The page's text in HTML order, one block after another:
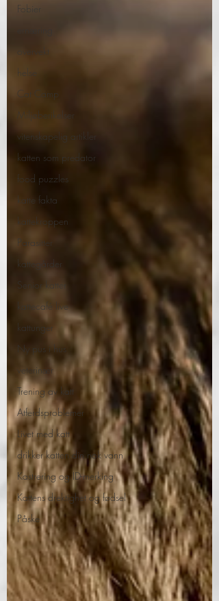
Fobier
helse
Cat Camp
Miljøberikelser
vitenskapelig artikler
katten som predator
food puzzles
katte fakta
kattekroppen
Parasitter
kattegårder
Senior katter
kattecafé live
kattunger
Ny pus i hus
veterinær
Trening av katt
Atferdsproblemer
Livet med katt
drikker katten din nok vann
Kastrering og ID-merking
Kattens drektighet og fødsel
Påske